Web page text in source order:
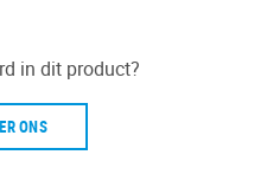
in dit product?
ONS